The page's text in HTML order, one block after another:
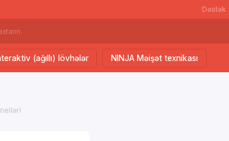
Dəstək
(ağıllı) lövhələr NINJA Məişət texnikası